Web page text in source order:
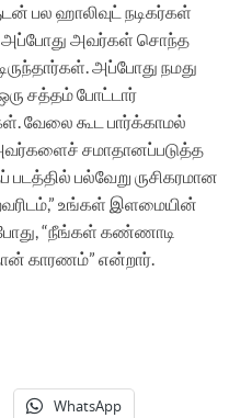
பல ஹாலிவுட் நடிகர்கள்
அப்போது அவர்கள் சொந்த
அப்போது நமது
சத்தம் போட்டார்
வேலை கூட பார்க்காமல்
சமாதானப்படுத்த
படத்தில் பல்வேறு ருசிகரமான
உங்கள் இளமையின்
“நீங்கள் கண்ணாடி
காரணம்” என்றார்.
WhatsApp